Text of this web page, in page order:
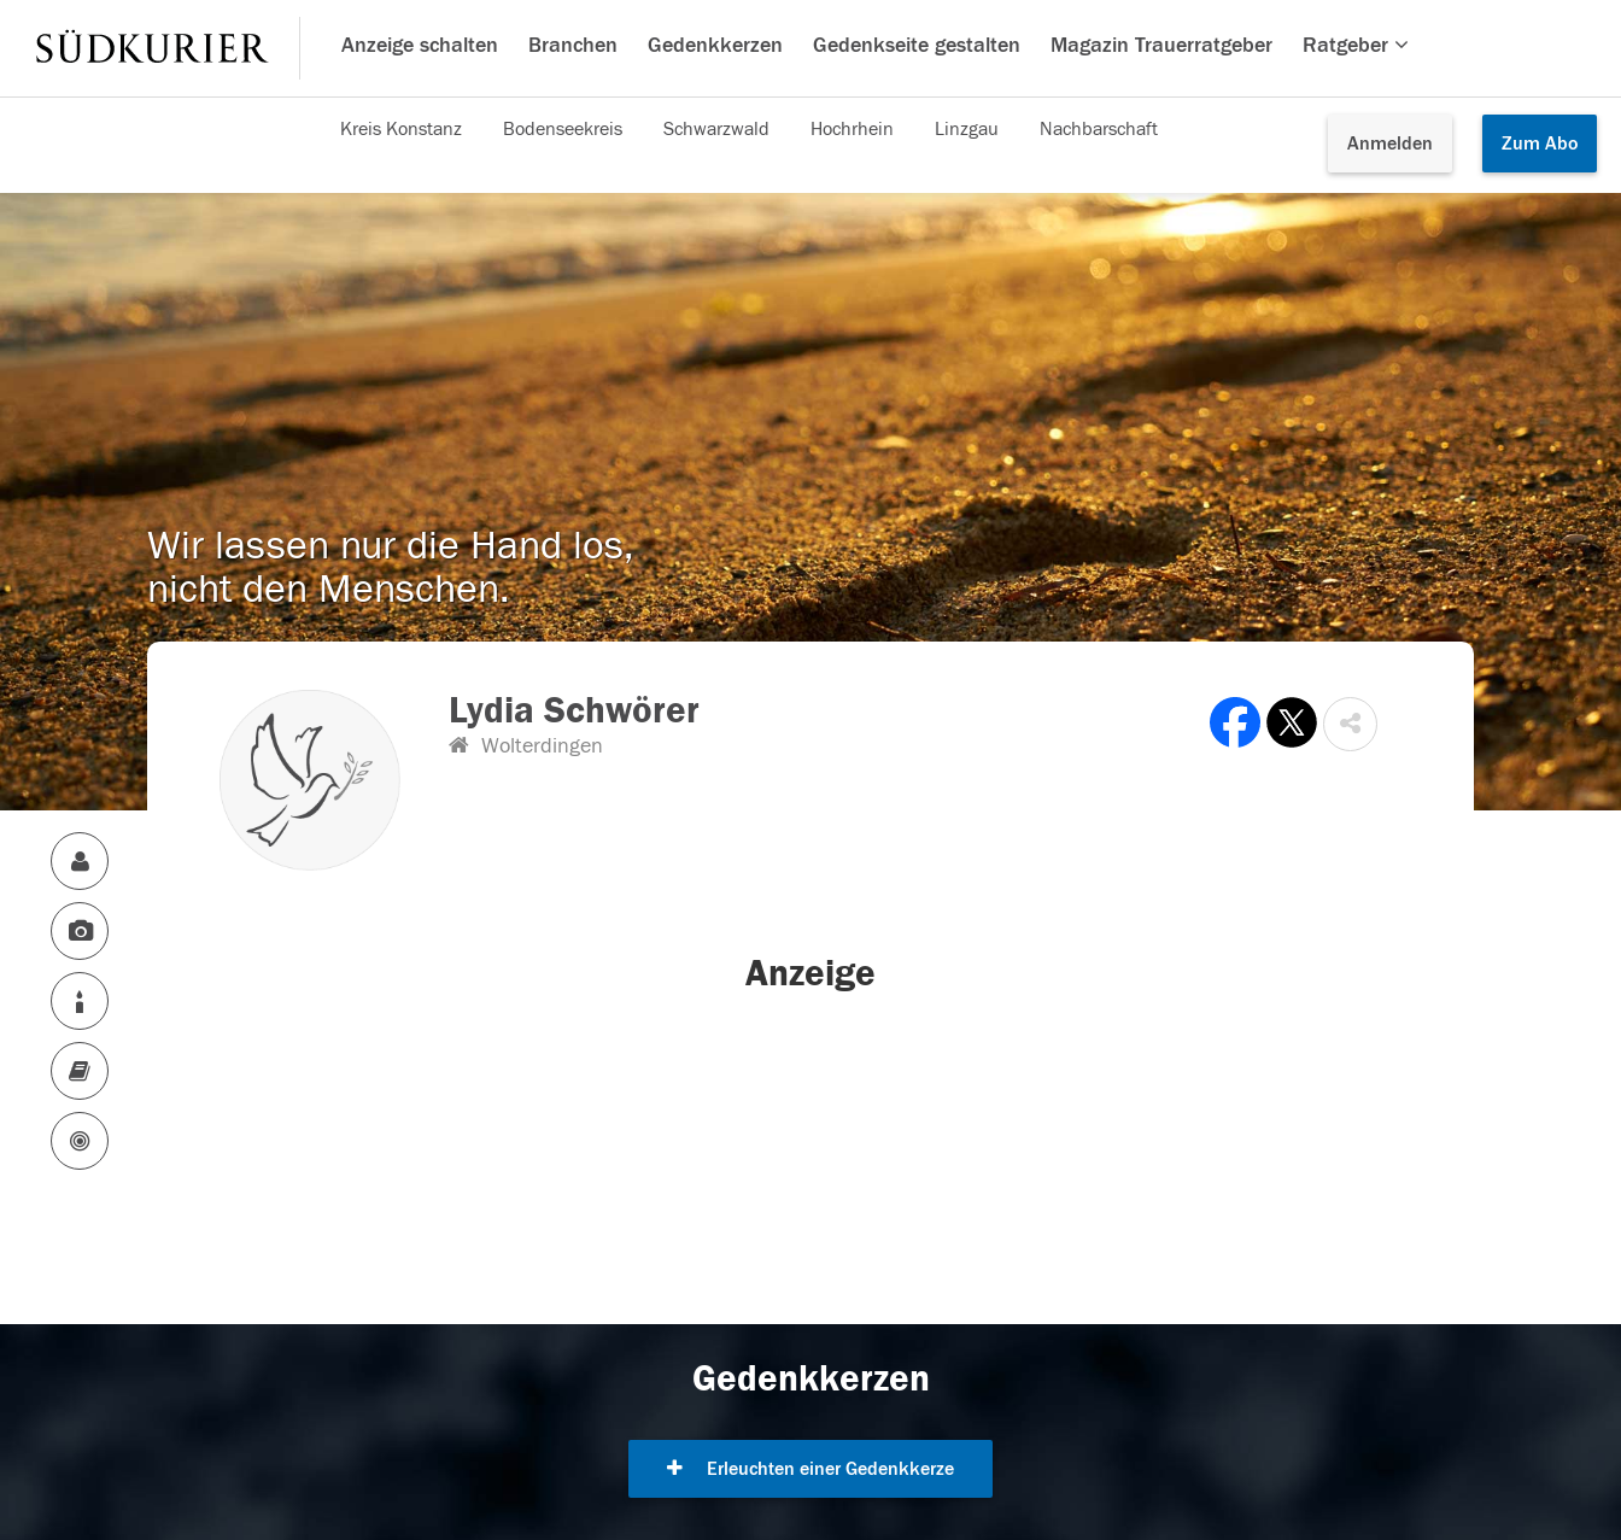
Anzeige schalten Branchen Gedenkkerzen Gedenkseite gestalten Magazin Trauerratgeber Ratgeber
Anmelden Zum Abo
Kreis Konstanz Bodenseekreis Schwarzwald Hochrhein Linzgau Nachbarschaft
Wir lassen nur die Hand los,
nicht den Menschen.
Lydia Schwörer
Wolterdingen
Anzeige
Gedenkkerzen
Erleuchten einer Gedenkkerze